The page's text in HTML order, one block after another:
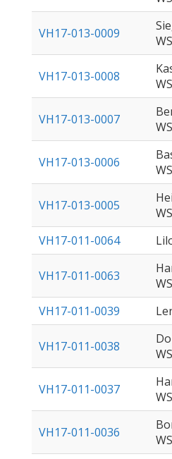
VH17-013-0009
VH17-013-0008
VH17-013-0007
VH17-013-0006
VH17-013-0005
VH17-011-0064
VH17-011-0063
VH17-011-0039
VH17-011-0038
VH17-011-0037
VH17-011-0036